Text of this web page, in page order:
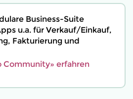
Business-Suite
u.a. für Verkauf/Einkauf,
Fakturierung und
Community» erfahren